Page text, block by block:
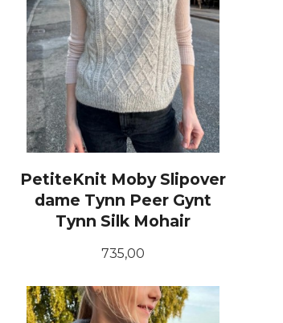
PetiteKnit Moby Slipover
dame Tynn Peer Gynt
Tynn Silk Mohair
Pris
735,00
LES MER